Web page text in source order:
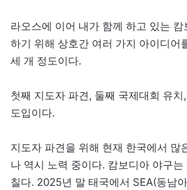
라오스에 이어 내가 함께 하고 있는
하기 위해 상호간 여러 가지 아이디어
세 개 정도이다.
첫째 지도자 파견, 둘째 국제대회 유
도입이다.
지도자 파견을 위해 현재 한국에서 많
나 역시 노력 중이다. 캄보디아 야구
칠다. 2025년 말 태국에서 SEA(동남